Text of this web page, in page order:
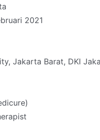
2021
Jakarta Barat, DKI